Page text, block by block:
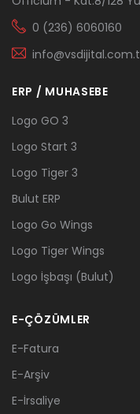
0 (236) 6060160
ERP / MUHASEBE
Logo GO 3
Logo Start 3
Logo Tiger 3
Bulut ERP
Logo Go Wings
Logo Tiger Wings
Logo İşbaşı (Bulut)
E-ÇÖZÜMLER
E-Fatura
E-Arşiv
E-İrsaliye